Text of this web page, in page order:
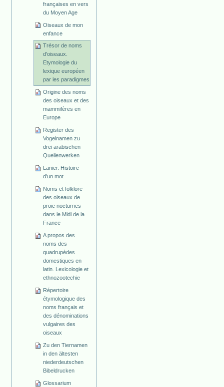
françaises en vers
du Moyen Age
Oiseaux de mon
enfance
Trésor de noms
d'oiseaux.
Etymologie du
lexique européen
par les paradigmes
Origine des noms
des oiseaux et des
mammifères en
Europe
Register des
Vogelnamen zu
drei arabischen
Quellenwerken
Lanier. Histoire
d'un mot
Noms et folklore
des oiseaux de
proie nocturnes
dans le Midi de la
France
A propos des
noms des
quadrupèdes
domestiques en
latin. Lexicologie et
ethnozootechie
Répertoire
étymologique des
noms français et
des dénominations
vulgaires des
oiseaux
Zu den Tiernamen
in den ältesten
niederdeutschen
Bibeldrucken
Glossarium